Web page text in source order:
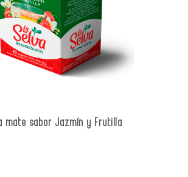
mate sabor Jazmín y Frutilla